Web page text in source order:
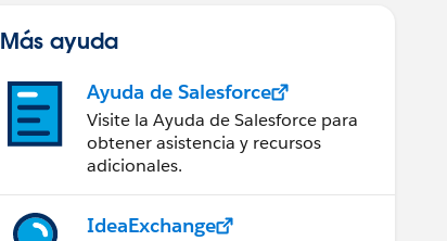
Más ayuda
Ayuda de Salesforce
Visite la Ayuda de Salesforce para
obtener asistencia y recursos
adicionales.
IdeaExchange